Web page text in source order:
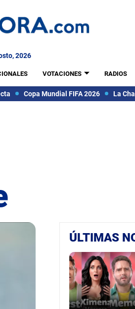
2026
VOTACIONES RADIOS
Copa Mundial FIFA 2026 La
ÚLTIMAS